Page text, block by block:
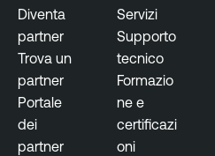
Diventa
partner
Trova un
partner
Portale
dei
partner
Servizi
Supporto
tecnico
Formazio
ne e
certificazi
oni